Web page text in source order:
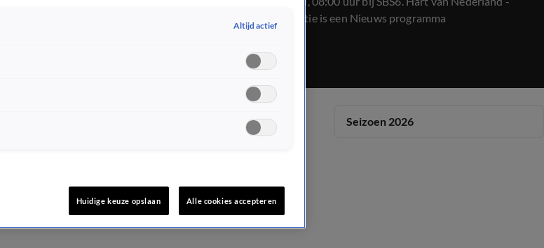
Ochtend Editie is een Nieuws programma
Seizoen 2026
Altijd actief
Huidige keuze opslaan Alle cookies accepteren